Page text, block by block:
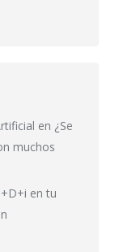
en ¿Se
muchos
en tu